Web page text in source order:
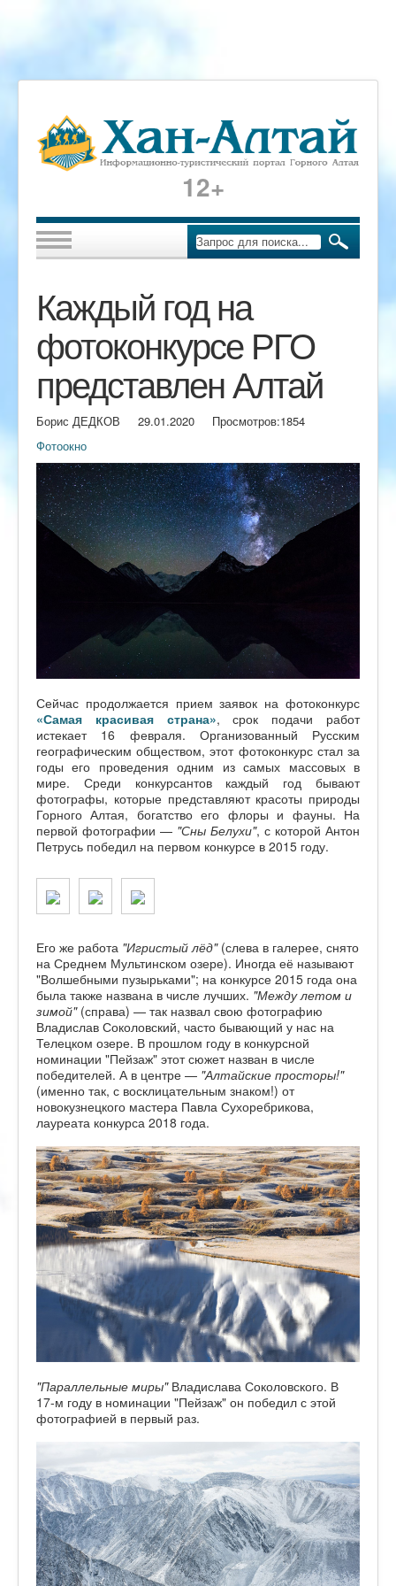
12+
Каждый год на
фотоконкурсе РГО
представлен Алтай
Борис ДЕДКОВ 29.01.2020 Просмотров:1854
Фотоокно
Сейчас продолжается прием заявок на фотоконкурс
«Самая красивая страна», срок подачи работ
истекает 16 февраля. Организованный Русским
географическим обществом, этот фотоконкурс стал за
годы его проведения одним из самых массовых в
мире. Среди конкурсантов каждый год бывают
фотографы, которые представляют красоты природы
Горного Алтая, богатство его флоры и фауны. На
первой фотографии — "Сны Белухи", с которой Антон
Петрусь победил на первом конкурсе в 2015 году.
Его же работа "Игристый лёд"(слева в галерее, снято
на Среднем Мультинском озере). Иногда её называют
"Волшебными пузырьками"; на конкурсе 2015 года она
была также названа в числе лучших. "Между летом и
зимой"(справа) — так назвал свою фотографию
Владислав Соколовский, часто бывающий у нас на
Телецком озере. В прошлом году в конкурсной
номинации "Пейзаж" этот сюжет назван в числе
победителей. А в центре — "Алтайские просторы!"
(именно так, с восклицательным знаком!) от
новокузнецкого мастера Павла Сухоребрикова,
лауреата конкурса 2018 года.
"Параллельные миры"Владислава Соколовского. В
17-м году в номинации "Пейзаж" он победил с этой
фотографией в первый раз.